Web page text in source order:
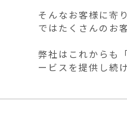
そんなお客様に寄
ではたくさんのお
弊社はこれからも
ービスを提供し続